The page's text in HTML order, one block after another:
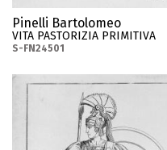
Pinelli Bartolomeo
VITA PASTORIZIA PRIMITIVA
S-FN24501